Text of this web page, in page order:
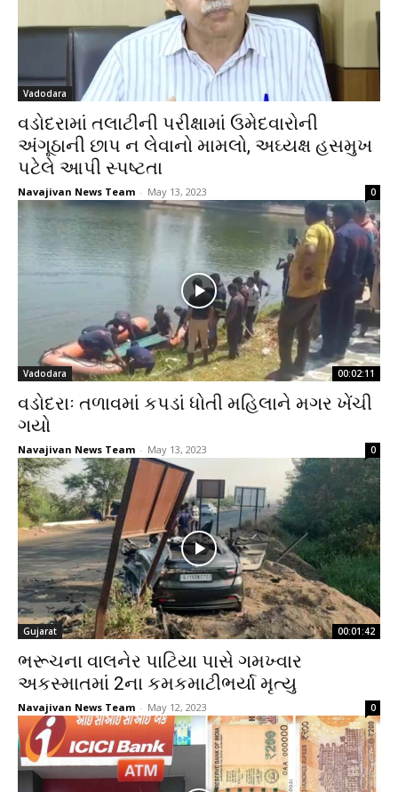
Vadodara
વડોદરામાં તલાટીની પરીક્ષામાં ઉમેદવારોની
અંગૂઠાની છાપ ન લેવાનો મામલો, અઘ્યક્ષ હસમુખ
પટેલે આપી સ્પષ્ટતા
Navajivan News Team - May 13, 2023 0
Vadodara 00:02:11
વડોદરાઃ તળાવમાં કપડાં ધોતી મહિલાને મગર ખેંચી
ગયો
Navajivan News Team - May 13, 2023 0
Gujarat 00:01:42
ભરૂચના વાલનેર પાટિયા પાસે ગમખ્વાર
અકસ્માતમાં 2ના કમકમાટીભર્યા મૃત્યુ
Navajivan News Team - May 12, 2023 0